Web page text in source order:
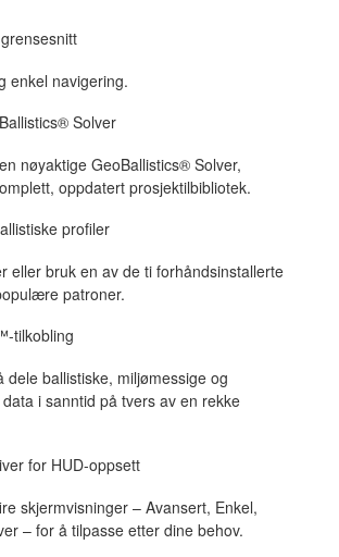
enkel navigering.
Solver
nøyaktige GeoBallistics® Solver,
oppdatert prosjektilbibliotek.
profiler
eller bruk en av de ti forhåndsinstallerte
patroner.
tilkobling
dele ballistiske, miljømessige og
i sanntid på tvers av en rekke
for HUD-oppsett
skjermvisninger – Avansert, Enkel,
– for å tilpasse etter dine behov.